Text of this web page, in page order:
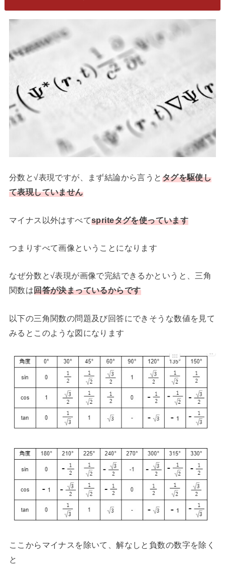
分数と√表現ですが、まず結論から言うと タグを駆使し
て表現していません
マイナス以外はすべてspriteタグを使っています
つまりすべて画像ということになります
なぜ分数と√表現が画像で完結できるかというと、三角
関数は 回答が決まっているからです
以下の三角関数の問題及び回答にできそうな数値を見て
みるとこのような図になります
ここからマイナスを除いて、解なしと負数の数字を除く
と